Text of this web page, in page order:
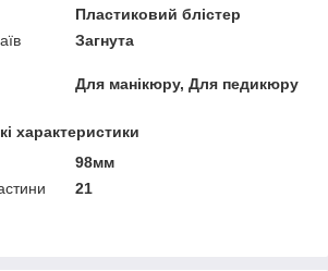
Пластиковий блістер
Загнута
Для манікюру, Для педикюру
характеристики
98мм
21